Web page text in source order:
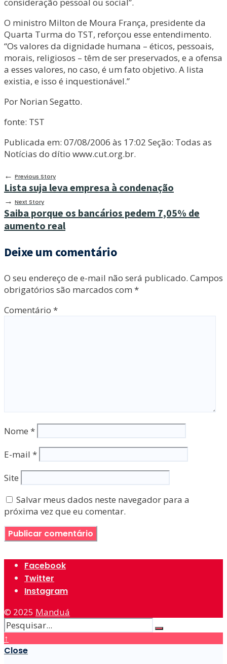
O ministro Milton de Moura França, presidente da
Quarta Turma do TST, reforçou esse entendimento.
“Os valores da dignidade humana – éticos, pessoais,
morais, religiosos – têm de ser preservados, e a ofensa
a esses valores, no caso, é um fato objetivo. A lista
existia, e isso é inquestionável.”
Por Norian Segatto.
fonte: TST
Publicada em: 07/08/2006 às 17:02 Seção: Todas as
Notícias do dítio www.cut.org.br.
← Previous Story
Lista suja leva empresa à condenação
→ Next Story
Saiba porque os bancários pedem 7,05% de
aumento real
Deixe um comentário
O seu endereço de e-mail não será publicado. Campos
obrigatórios são marcados com *
Comentário *
Nome *
E-mail *
Site
Salvar meus dados neste navegador para a
próxima vez que eu comentar.
Facebook
Twitter
Instagram
© 2025 Manduá
↑
Close